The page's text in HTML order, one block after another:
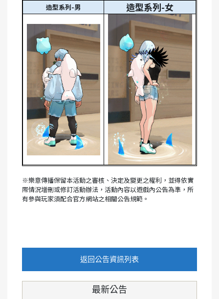
造型系列-男
造型系列-女
※樂意傳播保留本活動之審核、決定及變更之權利，並得依實
際情況增刪或修訂活動辦法，活動內容以遊戲內公告為準，所
有參與玩家須配合官方網站之相關公告規範。
返回公告資訊列表
最新公告